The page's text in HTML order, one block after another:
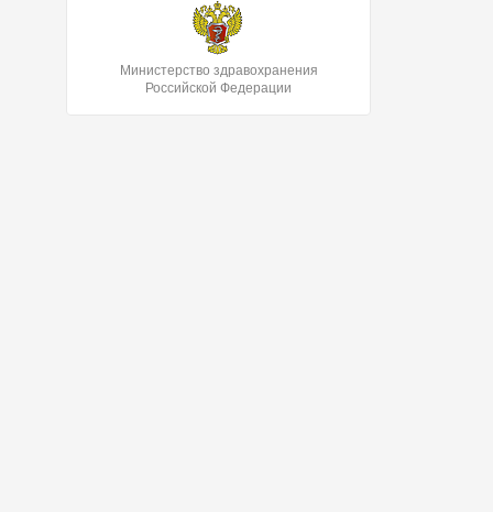
Министерство здравохранения
Российской Федерации